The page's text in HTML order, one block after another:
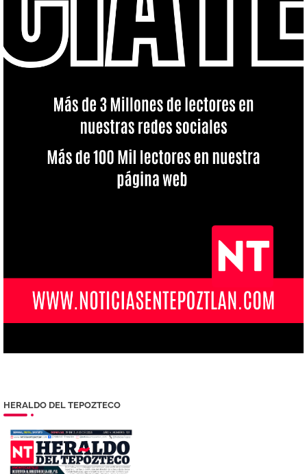
HERALDO DEL TEPOZTECO